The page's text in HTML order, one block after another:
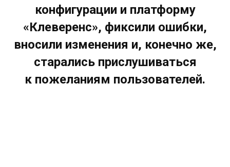
конфигурации и платформу
«Клеверенс», фиксили ошибки,
вносили изменения и, конечно же,
старались прислушиваться
к пожеланиям пользователей.